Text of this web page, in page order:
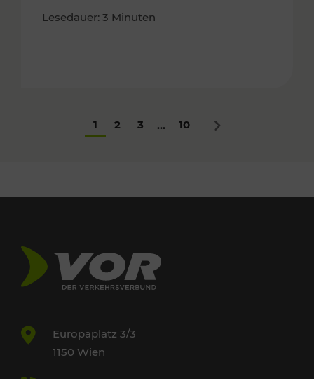
Lesedauer: 3 Minuten
1 2 3 ... 10 Nächstes
Europaplatz 3/3
1150 Wien